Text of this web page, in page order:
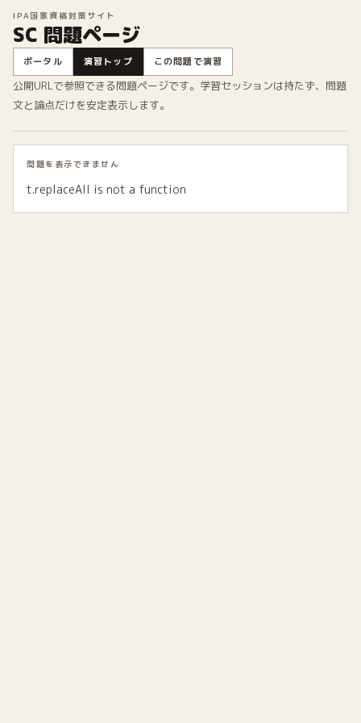
IPA国家資格対策サイト
SC 問題ページ
ポータル 演習トップ この問題で演習
公開URLで参照できる問題ページです。学習セッションは持たず、問題
文と論点だけを安定表示します。
問題を表示できません
t.replaceAll is not a function